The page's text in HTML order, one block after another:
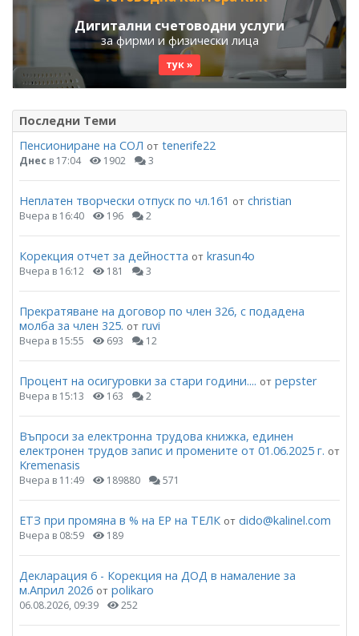
Дигитални счетоводни услуги
за фирми и физически лица
тук »
Последни Теми
Пенсиониране на СОЛ от tenerife22
Днес в 17:04 1902 3
Неплатен творчески отпуск по чл.161 от christian
Вчера в 16:40 196 2
Корекция отчет за дейността от krasun4o
Вчера в 16:12 181 3
Прекратяване на договор по член 326, с подадена
молба за член 325. от ruvi
Вчера в 15:55 693 12
Процент на осигуровки за стари години.... от pepster
Вчера в 15:13 163 2
Въпроси за електронна трудова книжка, единен
електронен трудов запис и промените от 01.06.2025 г. от
Kremenasis
Вчера в 11:49 189880 571
ЕТЗ при промяна в % на ЕР на ТЕЛК от dido@kalinel.com
Вчера в 08:59 189
Декларация 6 - Корекция на ДОД в намаление за
м.Април 2026 от polikaro
06.08.2026, 09:39 252